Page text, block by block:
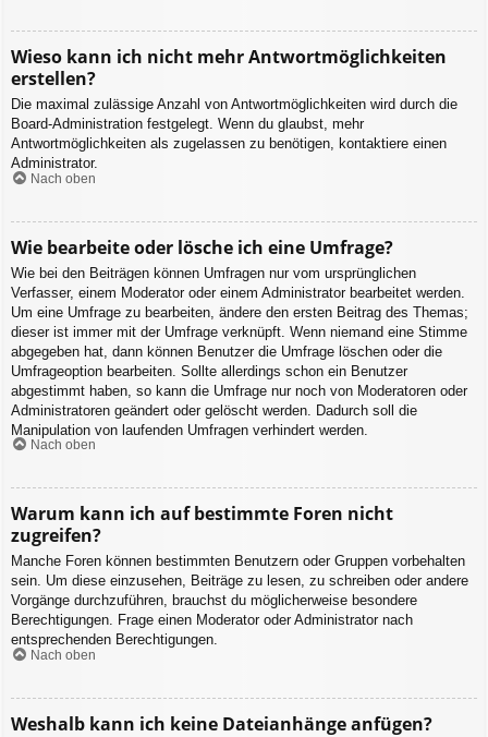
Wieso kann ich nicht mehr Antwortmöglichkeiten
erstellen?
Die maximal zulässige Anzahl von Antwortmöglichkeiten wird durch die
Board-Administration festgelegt. Wenn du glaubst, mehr
Antwortmöglichkeiten als zugelassen zu benötigen, kontaktiere einen
Administrator.
Nach oben
Wie bearbeite oder lösche ich eine Umfrage?
Wie bei den Beiträgen können Umfragen nur vom ursprünglichen
Verfasser, einem Moderator oder einem Administrator bearbeitet werden.
Um eine Umfrage zu bearbeiten, ändere den ersten Beitrag des Themas;
dieser ist immer mit der Umfrage verknüpft. Wenn niemand eine Stimme
abgegeben hat, dann können Benutzer die Umfrage löschen oder die
Umfrageoption bearbeiten. Sollte allerdings schon ein Benutzer
abgestimmt haben, so kann die Umfrage nur noch von Moderatoren oder
Administratoren geändert oder gelöscht werden. Dadurch soll die
Manipulation von laufenden Umfragen verhindert werden.
Nach oben
Warum kann ich auf bestimmte Foren nicht
zugreifen?
Manche Foren können bestimmten Benutzern oder Gruppen vorbehalten
sein. Um diese einzusehen, Beiträge zu lesen, zu schreiben oder andere
Vorgänge durchzuführen, brauchst du möglicherweise besondere
Berechtigungen. Frage einen Moderator oder Administrator nach
entsprechenden Berechtigungen.
Nach oben
Weshalb kann ich keine Dateianhänge anfügen?